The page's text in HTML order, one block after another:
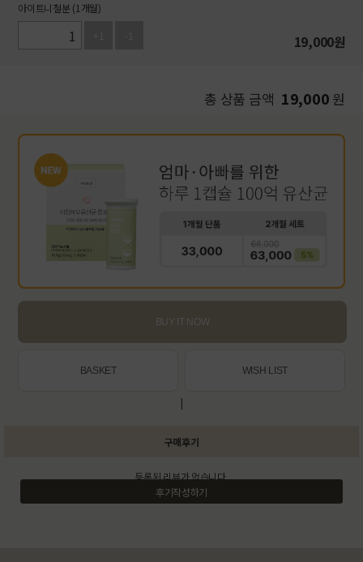
아이트니철분 (1개월)
19,000원
총 상품 금액 19,000 원
BUY IT NOW
BASKET WISH LIST
|
구매후기
등록된 리뷰가 없습니다.
후기작성하기